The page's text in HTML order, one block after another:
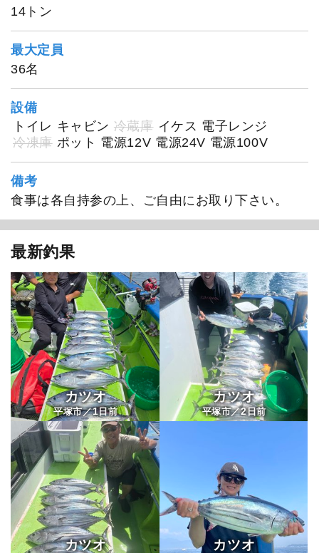
14トン
最大定員
36名
設備
トイレ キャビン 冷蔵庫 イケス 電子レンジ
冷凍庫 ポット 電源12V 電源24V 電源100V
備考
食事は各自持参の上、ご自由にお取り下さい。
最新釣果
カツオ
平塚市／1日前
カツオ
平塚市／2日前
カツオ カツオ
浅八丸
1/20